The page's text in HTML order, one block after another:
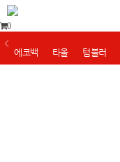
0
에코백 타올 텀블러